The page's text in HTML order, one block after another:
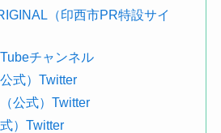
（印西市PR特設サイ
チャンネル
式）Twitter
公式）Twitter
）Twitter